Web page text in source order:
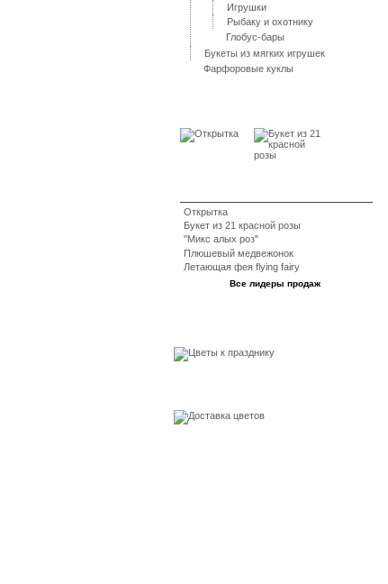
Игрушки
Рыбаку и охотнику
Глобус-бары
Букеты из мягких игрушек
Фарфоровые куклы
Открытка
Букет из 21 красной розы
"Микс алых роз"
Плюшевый медвежонок
Летающая фея flying fairy
Все лидеры продаж